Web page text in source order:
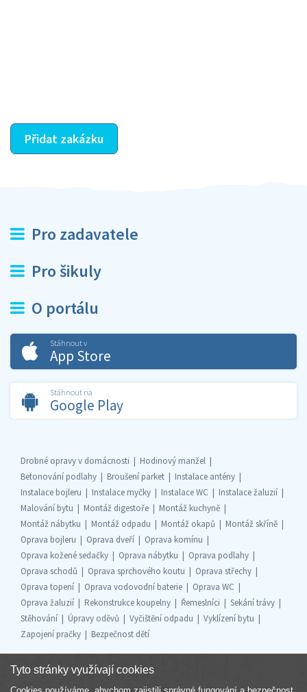
Přidat zakázku
Pro zadavatele
Pro šikuly
O portálu
Stáhnout v
App Store
Stáhnout na
Google Play
Drobné opravy v domácnosti
Hodinový manžel
Betonování podlahy
Broušení parket
Instalace antény
Instalace bojleru
Instalace myčky Instalace WC
Instalace žaluzií
Malování bytu
Montáž digestoře
Montáž kuchyně
Montáž nábytku
Montáž odpadu Montáž okapů
Montáž skříně
Oprava bojleru
Oprava dveří
Oprava komínu
Oprava kožené sedačky
Oprava nábytku
Oprava podlahy
Oprava schodů
Oprava sprchového koutu
Oprava střechy
Oprava topení
Oprava vodovodní baterie
Oprava WC
Oprava žaluzií
Rekonstrukce koupelny Řemeslníci
Sekání trávy
Stěhování
Úpravy oděvů Vyčištění odpadu
Vyklízení bytu
Zapojení pračky
Bezpečnost dětí
Tyto stránky využívají cookies